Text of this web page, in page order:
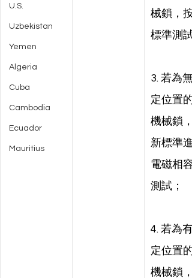
U.S.
Uzbekistan
Yemen
Algeria
Cuba
Cambodia
Ecuador
Mauritius
械鎖，按
標準測試
3. 若為無
定位置的
機械鎖，
新標準進
電磁相容
測試；
4. 若為有
定位置的
機械鎖，